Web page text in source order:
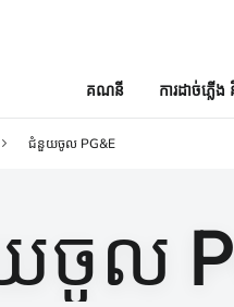
គណនី ការដាច់ភ្លើ
ជំនួយចូល PG&E
ចូល